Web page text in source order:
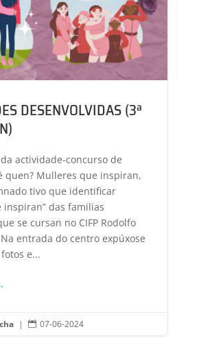
DESENVOLVIDAS (3ª
actividade-concurso de
quen? Mulleres que inspiran,
tivo que identificar
inspiran” das familias
se cursan no CIFP Rodolfo
entrada do centro expúxose
e...
|  07-06-2024